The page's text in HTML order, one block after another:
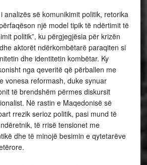
analizës së komunikimit politik, retorika
një model tipik të ndërtimit të
politik”, ku përgjegjësia për krizën
aktorët ndërkombëtarë paraqiten si
dhe identitetin kombëtar. Ky
nga qeveritë që përballen me
vonesa reformash, duke synuar
të brendshëm përmes diskursit
Në rastin e Maqedonisë së
rrezik serioz politik, pasi mund të
të rrisë tensionet me
dhe të minojë besimin e qytetarëve